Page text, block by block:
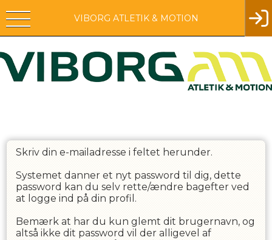
VIBORG ATLETIK & MOTION
Skriv din e-mailadresse i feltet herunder.
Systemet danner et nyt password til dig, dette
password kan du selv rette/ændre bagefter ved
at logge ind på din profil.
Bemærk at har du kun glemt dit brugernavn, og
altså ikke dit password vil der alligevel af